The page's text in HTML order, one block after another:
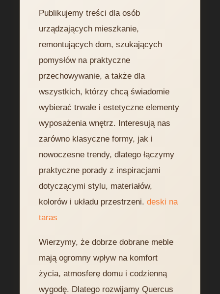
Publikujemy treści dla osób
urządzających mieszkanie,
remontujących dom, szukających
pomysłów na praktyczne
przechowywanie, a także dla
wszystkich, którzy chcą świadomie
wybierać trwałe i estetyczne elementy
wyposażenia wnętrz. Interesują nas
zarówno klasyczne formy, jak i
nowoczesne trendy, dlatego łączymy
praktyczne porady z inspiracjami
dotyczącymi stylu, materiałów,
kolorów i układu przestrzeni. deski na
taras
Wierzymy, że dobrze dobrane meble
mają ogromny wpływ na komfort
życia, atmosferę domu i codzienną
wygodę. Dlatego rozwijamy Quercus